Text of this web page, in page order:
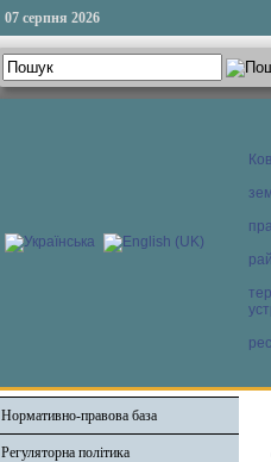
07 серпня 2026
Нормативно-правова база
Регуляторна політика